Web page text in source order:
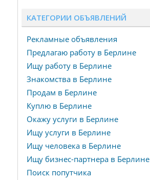
КАТЕГОРИИ ОБЪЯВЛЕНИЙ
Рекламные объявления
Предлагаю работу в Берлине
Ищу работу в Берлине
Знакомства в Берлине
Продам в Берлине
Куплю в Берлине
Окажу услуги в Берлине
Ищу услуги в Берлине
Ищу человека в Берлине
Ищу бизнес-партнера в Берлине
Поиск попутчика